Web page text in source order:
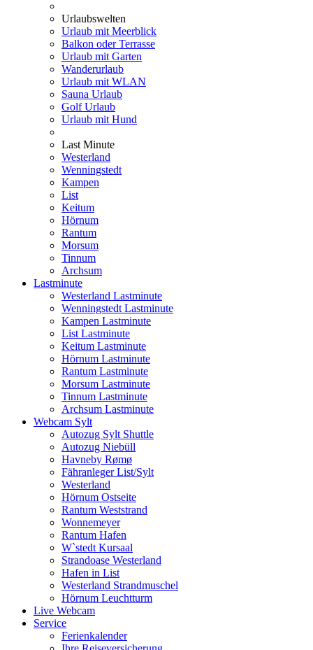
Urlaubswelten
Urlaub mit Meerblick
Balkon oder Terrasse
Urlaub mit Garten
Wanderurlaub
Urlaub mit WLAN
Sauna Urlaub
Golf Urlaub
Urlaub mit Hund
Last Minute
Westerland
Wenningstedt
Kampen
List
Keitum
Hörnum
Rantum
Morsum
Tinnum
Archsum
Lastminute
Westerland Lastminute
Wenningstedt Lastminute
Kampen Lastminute
List Lastminute
Keitum Lastminute
Hörnum Lastminute
Rantum Lastminute
Morsum Lastminute
Tinnum Lastminute
Archsum Lastminute
Webcam Sylt
Autozug Sylt Shuttle
Autozug Niebüll
Havneby Rømø
Fähranleger List/Sylt
Westerland
Hörnum Ostseite
Rantum Weststrand
Wonnemeyer
Rantum Hafen
W`stedt Kursaal
Strandoase Westerland
Hafen in List
Westerland Strandmuschel
Hörnum Leuchtturm
Live Webcam
Service
Ferienkalender